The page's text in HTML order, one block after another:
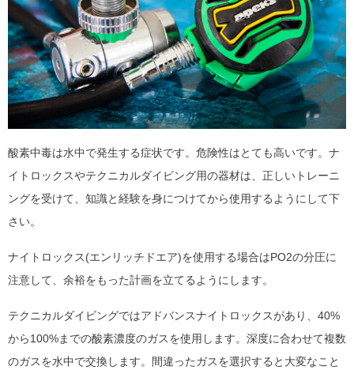
酸素中毒は水中で発生する症状です。危険性はとても高いです。ナ
イトロックスやテクニカルダイビング用の器材は、正しいトレーニ
ングを受けて、知識と経験を身につけてから使用するようにして下
さい。
ナイトロックス(エンリッチドエア)を使用する場合はPO2の分圧に
注意して、余裕をもった計画を立てるようにします。
テクニカルダイビングではアドバンスナイトロックスがあり、40%
から100%までの酸素濃度のガスを使用します。深度に合わせて複数
のガスを水中で交換します。間違ったガスを選択すると大変なこと